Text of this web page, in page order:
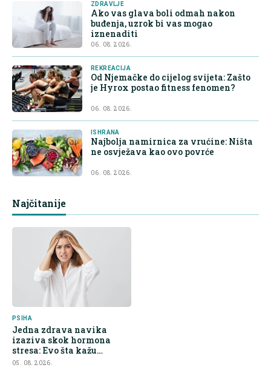
ZDRAVLJE
Ako vas glava boli odmah nakon
buđenja, uzrok bi vas mogao
iznenaditi
06. 08. 2026.
REKREACIJA
Od Njemačke do cijelog svijeta: Zašto
je Hyrox postao fitness fenomen?
06. 08. 2026.
ISHRANA
Najbolja namirnica za vrućine: Ništa
ne osvježava kao ovo povrće
06. 08. 2026.
Najčitanije
PSIHA
Jedna zdrava navika
izaziva skok hormona
stresa: Evo šta kažu
endokrinolozi
05. 08. 2026.